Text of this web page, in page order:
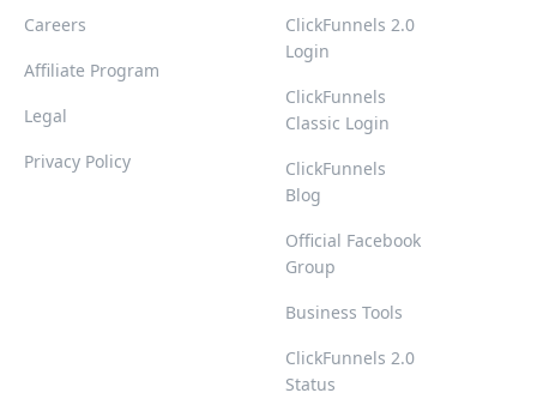
Careers
Affiliate Program
Legal
Privacy Policy
ClickFunnels 2.0
Login
ClickFunnels
Classic Login
ClickFunnels
Blog
Official Facebook
Group
Business Tools
ClickFunnels 2.0
Status